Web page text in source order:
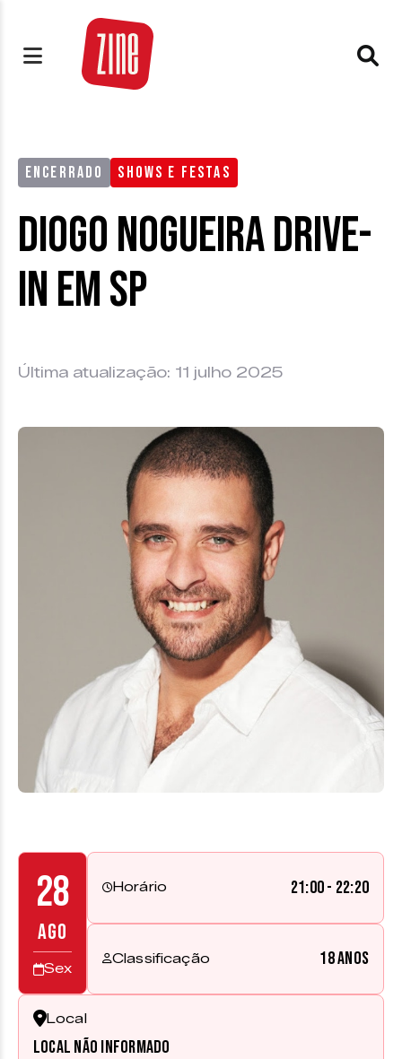
ENCERRADO SHOWS E FESTAS
Diogo Nogueira Drive-
in em SP
Última atualização: 11 julho 2025
28
AGO
Sex
Horário 21:00 - 22:20
Classificação 18 anos
Local
Local não informado